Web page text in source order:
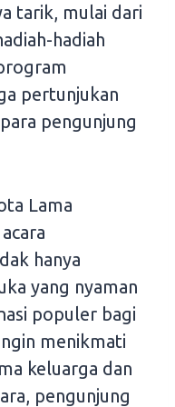
tarik, mulai dari
hadiah
pertunjukan
pengunjung
Lama
hanya
yang nyaman
populer bagi
menikmati
keluarga dan
pengunjung